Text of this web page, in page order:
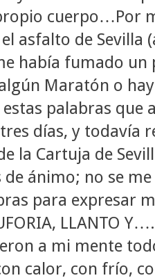
cuerpo…Por
asfalto de Sevilla
había fumado
Maratón o
palabras que
días, y todavía
la Cartuja de
ánimo; no se
para expresar
LLANTO
a mi mente
calor, con frío,